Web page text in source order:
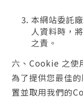
本網站委託
人資料時，
之責。
六、Cookie 之使
為了提供您最佳
置並取用我們的